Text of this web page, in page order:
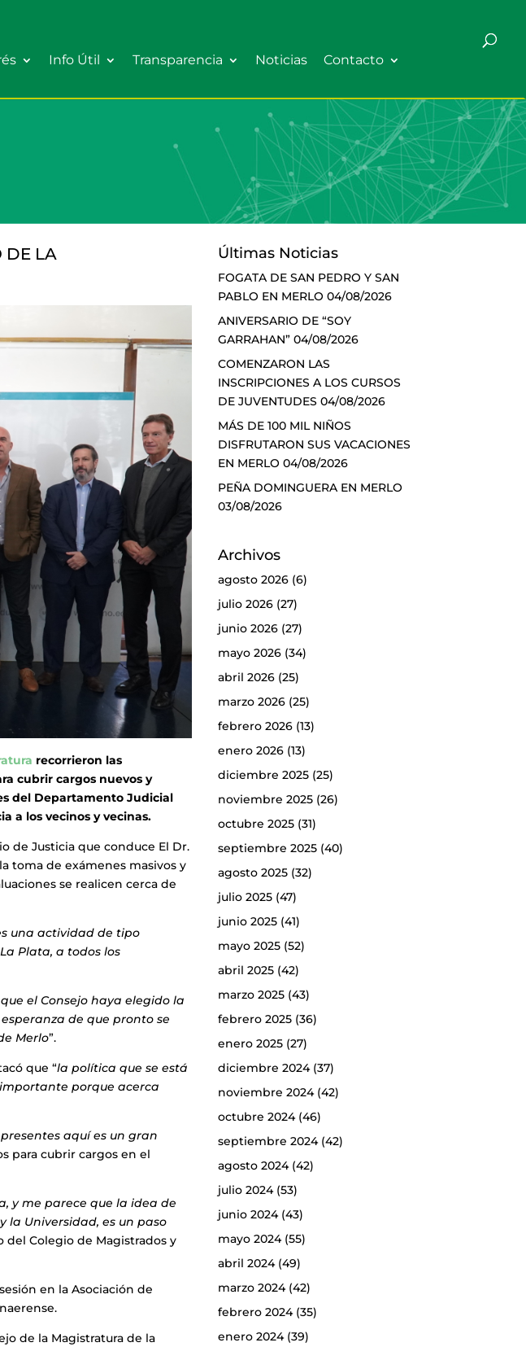
Info Útil Transparencia Noticias Contacto
DE LA
recorrieron las
cubrir cargos nuevos y
del Departamento Judicial
a los vecinos y vecinas.
de Justicia que conduce El Dr.
toma de exámenes masivos y
se realicen cerca de
una actividad de tipo
Plata, a todos los
el Consejo haya elegido la
de que pronto se
Merlo”.
que “la política que se está
porque acerca
aquí es un gran
para cubrir cargos en el
y me parece que la idea de
la Universidad, es un paso
del Colegio de Magistrados y
en la Asociación de
de la Magistratura de la
Últimas Noticias
FOGATA DE SAN PEDRO Y SAN
PABLO EN MERLO 04/08/2026
ANIVERSARIO DE “SOY
GARRAHAN” 04/08/2026
COMENZARON LAS
INSCRIPCIONES A LOS CURSOS
DE JUVENTUDES 04/08/2026
MÁS DE 100 MIL NIÑOS
DISFRUTARON SUS VACACIONES
EN MERLO 04/08/2026
PEÑA DOMINGUERA EN MERLO
03/08/2026
Archivos
agosto 2026(6)
julio 2026(27)
junio 2026(27)
mayo 2026(34)
abril 2026(25)
marzo 2026(25)
febrero 2026(13)
enero 2026(13)
diciembre 2025(25)
noviembre 2025(26)
octubre 2025(31)
septiembre 2025(40)
agosto 2025(32)
julio 2025(47)
junio 2025(41)
mayo 2025(52)
abril 2025(42)
marzo 2025(43)
febrero 2025(36)
enero 2025(27)
diciembre 2024(37)
noviembre 2024(42)
octubre 2024(46)
septiembre 2024(42)
agosto 2024(42)
julio 2024(53)
junio 2024(43)
mayo 2024(55)
abril 2024(49)
marzo 2024(42)
febrero 2024(35)
enero 2024(39)